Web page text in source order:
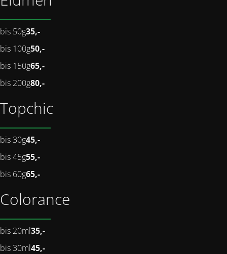
bis 50g35,-
bis 100g50,-
bis 150g65,-
bis 200g80,-
Topchic
bis 30g45,-
bis 45g55,-
bis 60g65,-
Colorance
bis 20ml35,-
bis 30ml45,-